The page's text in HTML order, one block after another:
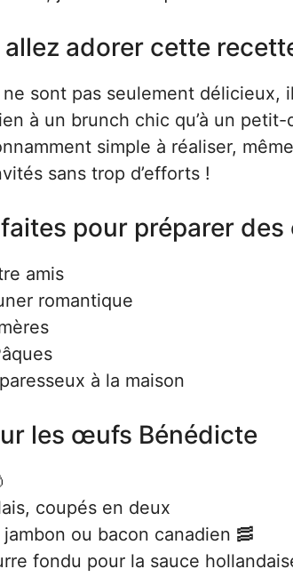
adorer cette
sont pas seulement délicieux,
à un brunch chic qu’à un
simple à réaliser,
sans trop d’efforts !
pour préparer
amis
romantique
à la maison
les œufs Bénédicte
coupés en deux
ou bacon canadien 🥓
fondu pour la sauce